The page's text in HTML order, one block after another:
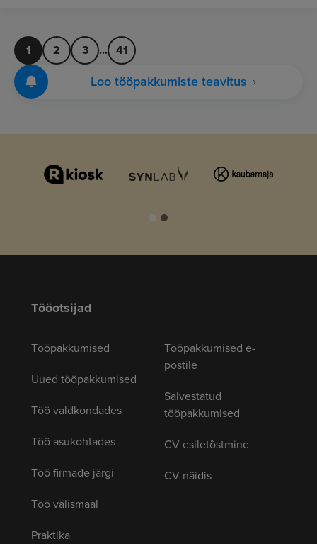
1 2 3 ... 41
Loo tööpakkumiste teavitus
Tööotsijad
Tööpakkumised
Uued tööpakkumised
Töö valdkondades
Töö asukohtades
Töö firmade järgi
Töö välismaal
Praktika
Tööpakkumised e-
postile
Salvestatud
tööpakkumised
CV esiletõstmine
CV näidis